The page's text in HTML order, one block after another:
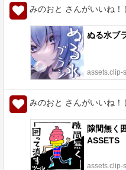
みのおと さんがいいね！
ぬる水ブ
assets.clip-
みのおと さんがいいね！
隙間無く
ASSETS
assets.clip-